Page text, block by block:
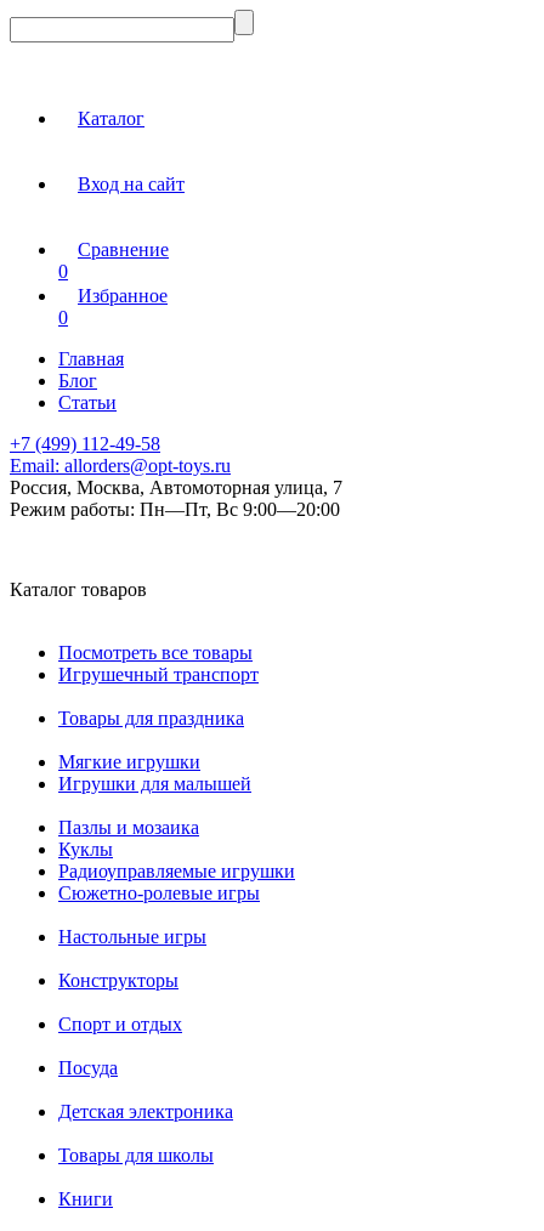
Каталог
Вход на сайт
Сравнение
0
Избранное
0
Главная
Блог
Статьи
+7 (499) 112-49-58
Email: allorders@opt-toys.ru
Россия, Москва, Автомоторная улица, 7
Режим работы: Пн—Пт, Вс 9:00—20:00
Каталог товаров
Посмотреть все товары
Игрушечный транспорт
Товары для праздника
Мягкие игрушки
Игрушки для малышей
Пазлы и мозаика
Куклы
Радиоуправляемые игрушки
Сюжетно-ролевые игры
Настольные игры
Конструкторы
Спорт и отдых
Посуда
Детская электроника
Товары для школы
Книги